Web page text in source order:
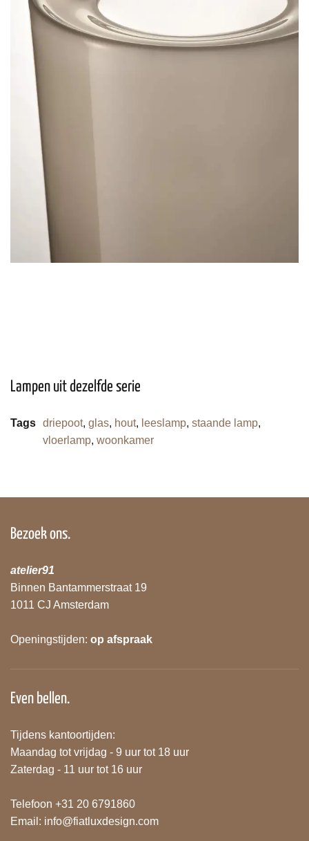
Lampen uit dezelfde serie
Tags driepoot, glas, hout, leeslamp, staande lamp,
vloerlamp, woonkamer
Bezoek ons.
atelier91
Binnen Bantammerstraat 19
1011 CJ Amsterdam
Openingstijden: op afspraak
Even bellen.
Tijdens kantoortijden:
Maandag tot vrijdag - 9 uur tot 18 uur
Zaterdag - 11 uur tot 16 uur
Telefoon +31 20 6791860
Email: info@fiatluxdesign.com